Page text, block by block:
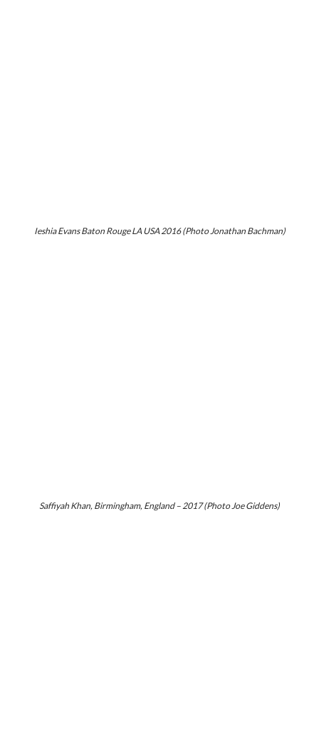
Ieshia Evans Baton Rouge LA USA 2016 (Photo Jonathan Bachman)
Saffiyah Khan, Birmingham, England – 2017 (Photo Joe Giddens)